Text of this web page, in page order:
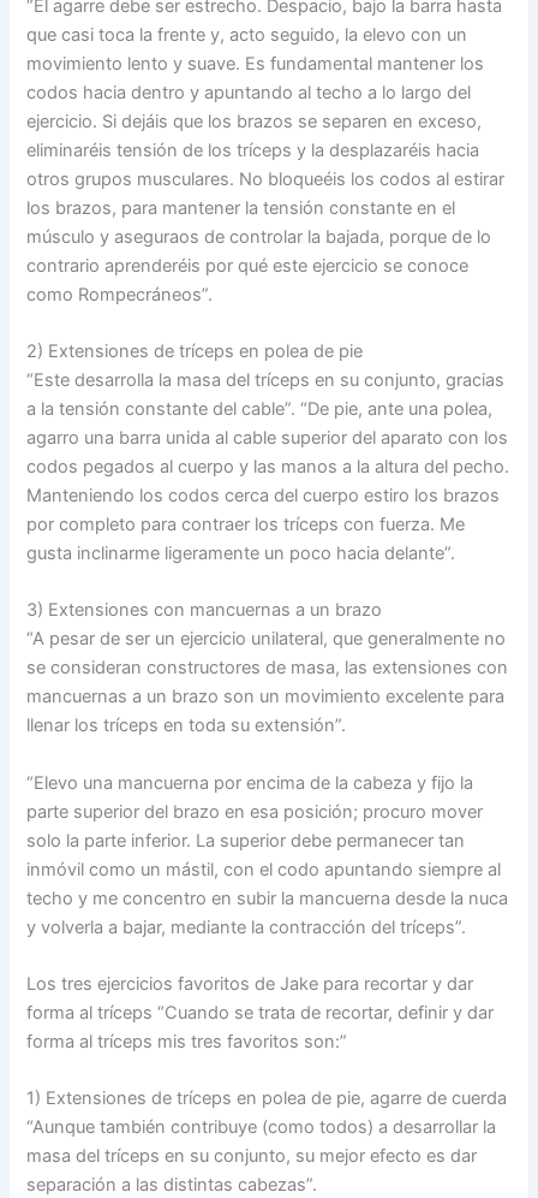
“El agarre debe ser estrecho. Despacio, bajo la barra hasta
que casi toca la frente y, acto seguido, la elevo con un
movimiento lento y suave. Es fundamental mantener los
codos hacia dentro y apuntando al techo a lo largo del
ejercicio. Si dejáis que los brazos se separen en exceso,
eliminaréis tensión de los tríceps y la desplazaréis hacia
otros grupos musculares. No bloqueéis los codos al estirar
los brazos, para mantener la tensión constante en el
músculo y aseguraos de controlar la bajada, porque de lo
contrario aprenderéis por qué este ejercicio se conoce
como Rompecráneos”.
2) Extensiones de tríceps en polea de pie
“Este desarrolla la masa del tríceps en su conjunto, gracias
a la tensión constante del cable”. “De pie, ante una polea,
agarro una barra unida al cable superior del aparato con los
codos pegados al cuerpo y las manos a la altura del pecho.
Manteniendo los codos cerca del cuerpo estiro los brazos
por completo para contraer los tríceps con fuerza. Me
gusta inclinarme ligeramente un poco hacia delante”.
3) Extensiones con mancuernas a un brazo
“A pesar de ser un ejercicio unilateral, que generalmente no
se consideran constructores de masa, las extensiones con
mancuernas a un brazo son un movimiento excelente para
llenar los tríceps en toda su extensión”.
“Elevo una mancuerna por encima de la cabeza y fijo la
parte superior del brazo en esa posición; procuro mover
solo la parte inferior. La superior debe permanecer tan
inmóvil como un mástil, con el codo apuntando siempre al
techo y me concentro en subir la mancuerna desde la nuca
y volverla a bajar, mediante la contracción del tríceps”.
Los tres ejercicios favoritos de Jake para recortar y dar
forma al tríceps “Cuando se trata de recortar, definir y dar
forma al tríceps mis tres favoritos son:”
1) Extensiones de tríceps en polea de pie, agarre de cuerda
“Aunque también contribuye (como todos) a desarrollar la
masa del tríceps en su conjunto, su mejor efecto es dar
separación a las distintas cabezas”.